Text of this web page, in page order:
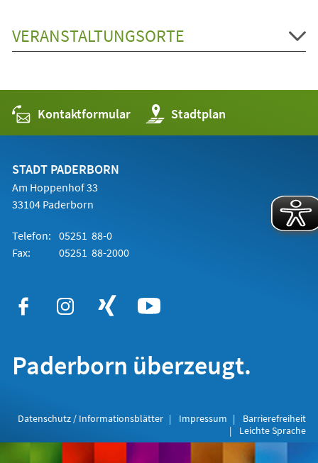
VERANSTALTUNGSORTE
Kontaktformular Stadtplan
(Öffnet
in
einem
STADT PADERBORN
Am Hoppenhof 33
33104 Paderborn
Telefon: 05251 88-0
Fax:
05251 88-2000
Paderborn überzeugt.
Datenschutz / Informationsblätter Impressum
Barrierefreiheit
Leichte Sprache